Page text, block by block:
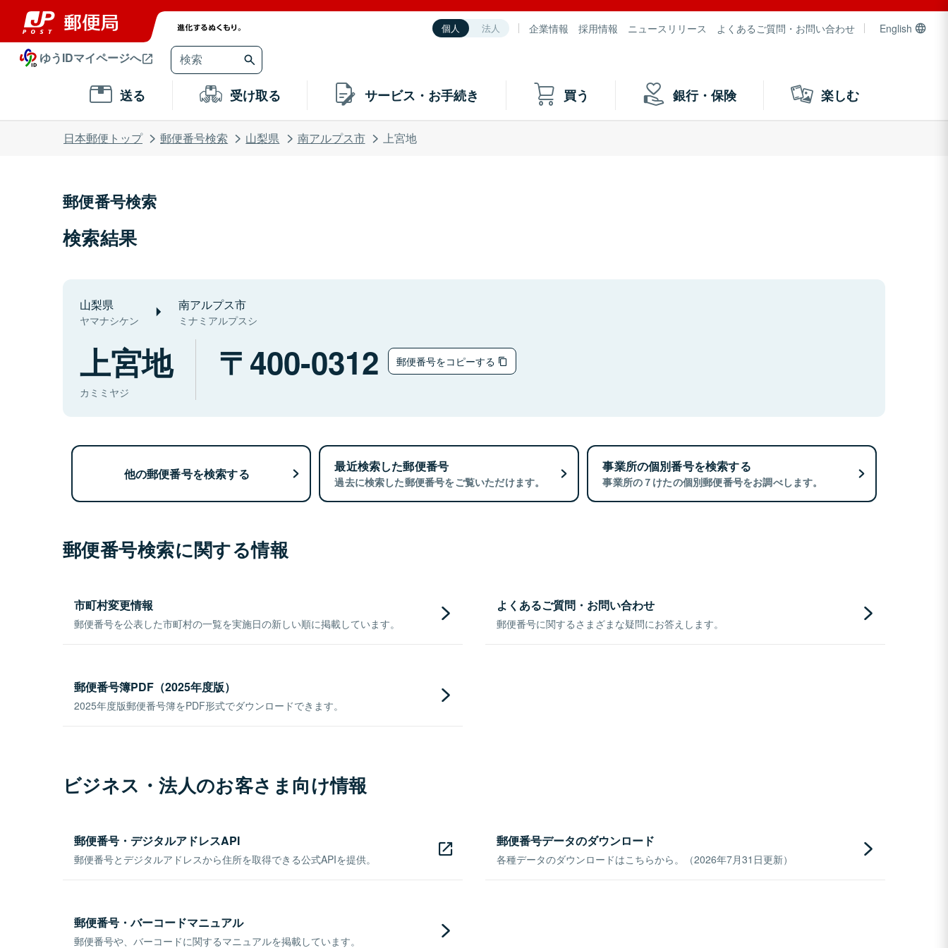
個人 法人 企業情報 採用情報 ニュースリリース よくあるご質問・お問い合わせ English
ゆうIDマイページへ
送る 受け取る サービス・お手続き 買う 銀行・保険 楽しむ
日本郵便トップ 郵便番号検索 山梨県 南アルプス市 上宮地
郵便番号検索
検索結果
山梨県
ヤマナシケン
南アルプス市
ミナミアルプスシ
上宮地
カミミヤジ
400-0312 郵便番号をコピーする
他の郵便番号を検索する 最近検索した郵便番号
過去に検索した郵便番号をご覧いただけます。
事業所の個別番号を検索する
事業所の７けたの個別郵便番号をお調べします。
郵便番号検索に関する情報
市町村変更情報
郵便番号を公表した市町村の一覧を実施日の新しい順に掲載しています。
よくあるご質問・お問い合わせ
郵便番号に関するさまざまな疑問にお答えします。
郵便番号簿PDF（2025年度版）
2025年度版郵便番号簿をPDF形式でダウンロードできます。
ビジネス・法人のお客さま向け情報
郵便番号・デジタルアドレスAPI
郵便番号とデジタルアドレスから住所を取得できる公式APIを提供。
郵便番号データのダウンロード
各種データのダウンロードはこちらから。（2026年7月31日更新）
郵便番号・バーコードマニュアル
郵便番号や、バーコードに関するマニュアルを掲載しています。